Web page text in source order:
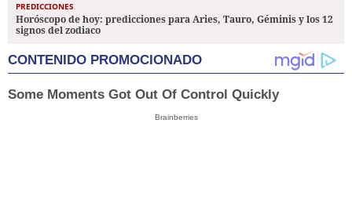
PREDICCIONES
Horóscopo de hoy: predicciones para Aries, Tauro, Géminis y los 12
signos del zodiaco
CONTENIDO PROMOCIONADO
Some Moments Got Out Of Control Quickly
Brainberries